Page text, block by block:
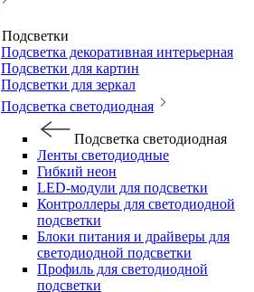
Подсветки
Подсветка декоративная интерьерная
Подсветки для картин
Подсветки для зеркал
Подсветка светодиодная
Подсветка светодиодная
Ленты светодиодные
Гибкий неон
LED-модули для подсветки
Контроллеры для светодиодной
подсветки
Блоки питания и драйверы для
светодиодной подсветки
Профиль для светодиодной
подсветки